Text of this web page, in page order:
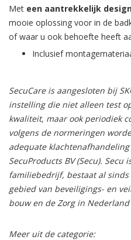
Met een aantrekkelijk
mooie oplossing voor in de
of waar u ook behoefte heeft
Inclusief
SecuCare is aangesloten bij
instelling die niet alleen test
kwaliteit, maar ook periodiek
volgens de normeringen
adequate
SecuProducts BV (Secu). Secu
familiebedrijf, bestaat al
gebied van beveiligings- en
bouw en de Zorg in
Meer uit de categorie: